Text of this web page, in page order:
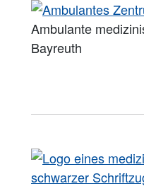
Ambulante
Bayreuth